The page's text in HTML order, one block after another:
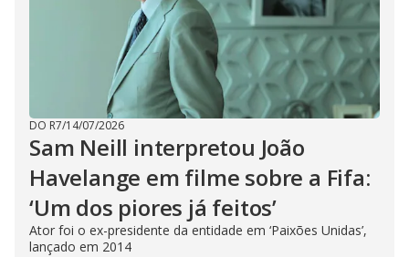
DO R7/14/07/2026
Sam Neill interpretou João
Havelange em filme sobre a Fifa:
‘Um dos piores já feitos’
Ator foi o ex-presidente da entidade em ‘Paixões Unidas’,
lançado em 2014